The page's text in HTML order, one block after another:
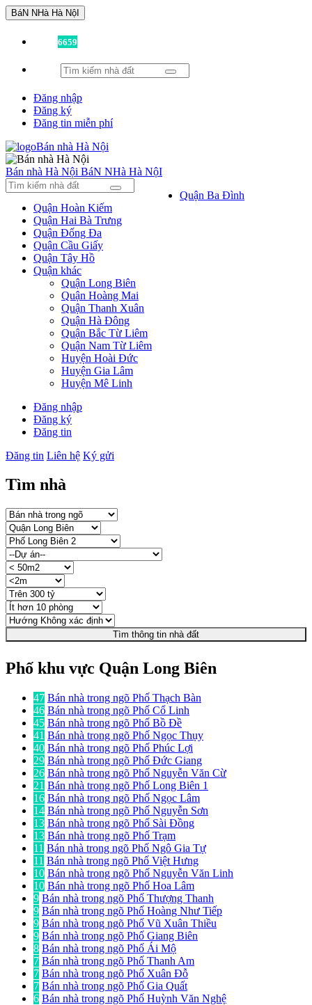
BáN NHà Hà NộI
6659
Đăng nhập
Đăng ký
Đăng tin miễn phí
Bán nhà Hà Nội BáN NHà Hà NộI
Quận Ba Đình
Quận Hoàn Kiếm
Quận Hai Bà Trưng
Quận Đống Đa
Quận Cầu Giấy
Quận Tây Hồ
Quận khác
Quận Long Biên
Quận Hoàng Mai
Quận Thanh Xuân
Quận Hà Đông
Quận Bắc Từ Liêm
Quận Nam Từ Liêm
Huyện Hoài Đức
Huyện Gia Lâm
Huyện Mê Linh
Đăng nhập
Đăng ký
Đăng tin
Đăng tin Liên hệ Ký gửi
Tìm nhà
Tìm thông tin nhà đất
Phố khu vực Quận Long Biên
47 Bán nhà trong ngõ Phố Thạch Bàn
46 Bán nhà trong ngõ Phố Cổ Linh
45 Bán nhà trong ngõ Phố Bồ Đề
41 Bán nhà trong ngõ Phố Ngọc Thụy
40 Bán nhà trong ngõ Phố Phúc Lợi
29 Bán nhà trong ngõ Phố Đức Giang
26 Bán nhà trong ngõ Phố Nguyễn Văn Cừ
21 Bán nhà trong ngõ Phố Long Biên 1
16 Bán nhà trong ngõ Phố Ngọc Lâm
14 Bán nhà trong ngõ Phố Nguyễn Sơn
13 Bán nhà trong ngõ Phố Sài Đồng
13 Bán nhà trong ngõ Phố Trạm
11 Bán nhà trong ngõ Phố Ngô Gia Tự
11 Bán nhà trong ngõ Phố Việt Hưng
10 Bán nhà trong ngõ Phố Nguyễn Văn Linh
10 Bán nhà trong ngõ Phố Hoa Lâm
9 Bán nhà trong ngõ Phố Thượng Thanh
9 Bán nhà trong ngõ Phố Hoàng Như Tiếp
9 Bán nhà trong ngõ Phố Vũ Xuân Thiều
9 Bán nhà trong ngõ Phố Giang Biên
8 Bán nhà trong ngõ Phố Ái Mộ
7 Bán nhà trong ngõ Phố Thanh Am
7 Bán nhà trong ngõ Phố Xuân Đỗ
7 Bán nhà trong ngõ Phố Gia Quất
6 Bán nhà trong ngõ Phố Huỳnh Văn Nghệ